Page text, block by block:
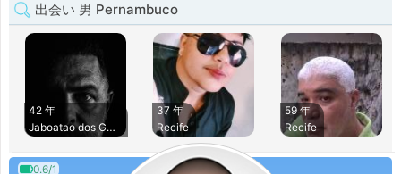
出会い 男 Pernambuco
42 年
Jaboatao dos Guara
37 年
Recife
59 年
Recife
0.6/1